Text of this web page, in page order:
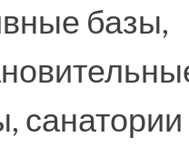
базы,
санатории